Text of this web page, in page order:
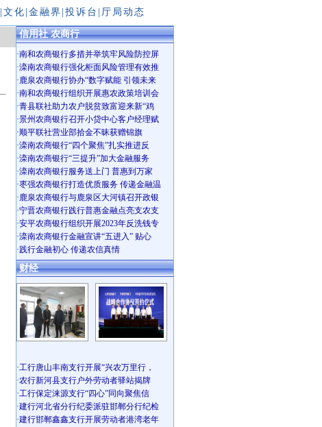
文化 金融界 投诉台 厅局动态
信用社 农商行
·南和农商银行多措并举筑牢风险防控屏
·滦南农商银行强化柜面风险管理有效推
·鹿泉农商银行协办“数字赋能 引领未来
·南和农商银行组织开展惠农政策培训会
·青县联社助力农户脱贫致富迎来新“鸡
·景州农商银行召开小贷中心客户经理赋
·顺平联社营业部拾金不昧获赠锦旗
·滦南农商银行“四个聚焦”扎实推进反
·滦南农商银行“三提升”加大金融服务
·滦南农商银行服务送上门 普惠到万家
·枣强农商银行打造优质服务 传递金融温
·鹿泉农商银行与鹿泉区大河镇召开政银
·宁晋农商银行践行普惠金融点亮支农支
·安平农商银行组织开展2023年反洗钱专
·滦南农商银行金融宣讲“五进入” 贴心
·践行金融初心 传递农信真情
财经
·工行唐山丰南支行开展“兴农万里行，
·农行新河县支行户外劳动者驿站揭牌
·工行保定涞源支行“四心”同向聚焦信
·建行河北省分行纪委派驻邯郸分行纪检
·建行邯郸鑫鑫支行开展劳动者港湾老年